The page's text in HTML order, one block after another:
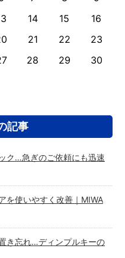
14 15
16
21 22
23
28 29
30
記事
ク…急ぎのご依頼にも迅速
を使いやすく改善｜MIWA
き忘れ…ディンプルキーの